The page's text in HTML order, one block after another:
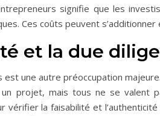
signifie que les
Ces coûts peuvent
et la due
une autre préoccupation
projet, mais tous ne se valent
vérifier la faisabilité et